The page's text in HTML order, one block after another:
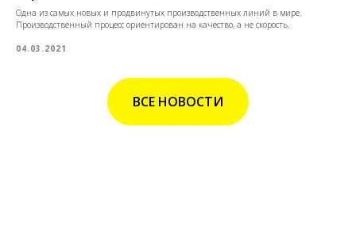
Одна из самых новых и продвинутых производственных линий в мире.
Производственный процесс ориентирован на качество, а не скорость.
04.03.2021
ВСЕ НОВОСТИ